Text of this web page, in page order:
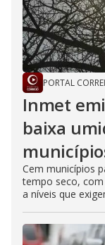
PORTAL
Inmet
baixa
Cem municípios
tempo seco,
a níveis que